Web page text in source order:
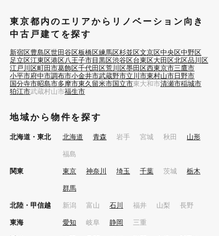
東京都内のエリアからリノベーション向き
中古戸建てを探す
新宿区豊島区世田谷区板橋区練馬区杉並区文京区中央区中野区
足立区江東区港区八王子市目黒区渋谷区台東区大田区北区品川区
江戸川区町田市葛飾区千代田区荒川区墨田区西東京市三鷹市
小平市府中市調布市小金井市武蔵野市立川市東村山市日野市
国分寺市昭島市多摩市東久留米市国立市東大和市清瀬市稲城市
狛江市武蔵村山市福生市
地域から物件を探す
北海道・東北 北海道 青森 岩手 宮城 秋田 山形
福島
関東 東京 神奈川 埼玉 千葉 茨城 栃木
群馬
北陸・甲信越 新潟 富山 石川 福井 山梨 長野
東海 愛知 岐阜 静岡 三重